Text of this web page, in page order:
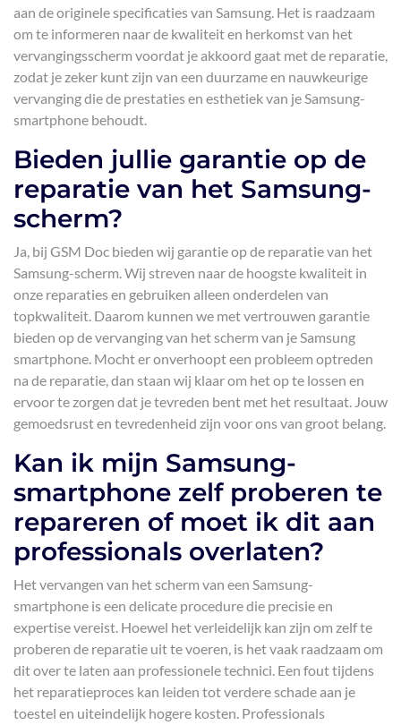
aan de originele specificaties van Samsung. Het is raadzaam
om te informeren naar de kwaliteit en herkomst van het
vervangingsscherm voordat je akkoord gaat met de reparatie,
zodat je zeker kunt zijn van een duurzame en nauwkeurige
vervanging die de prestaties en esthetiek van je Samsung-
smartphone behoudt.
Bieden jullie garantie op de
reparatie van het Samsung-
scherm?
Ja, bij GSM Doc bieden wij garantie op de reparatie van het
Samsung-scherm. Wij streven naar de hoogste kwaliteit in
onze reparaties en gebruiken alleen onderdelen van
topkwaliteit. Daarom kunnen we met vertrouwen garantie
bieden op de vervanging van het scherm van je Samsung
smartphone. Mocht er onverhoopt een probleem optreden
na de reparatie, dan staan wij klaar om het op te lossen en
ervoor te zorgen dat je tevreden bent met het resultaat. Jouw
gemoedsrust en tevredenheid zijn voor ons van groot belang.
Kan ik mijn Samsung-
smartphone zelf proberen te
repareren of moet ik dit aan
professionals overlaten?
Het vervangen van het scherm van een Samsung-
smartphone is een delicate procedure die precisie en
expertise vereist. Hoewel het verleidelijk kan zijn om zelf te
proberen de reparatie uit te voeren, is het vaak raadzaam om
dit over te laten aan professionele technici. Een fout tijdens
het reparatieproces kan leiden tot verdere schade aan je
toestel en uiteindelijk hogere kosten. Professionals